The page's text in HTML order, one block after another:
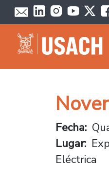
Passar para o conteúdo
Fecha
Lugar
Eléctrica